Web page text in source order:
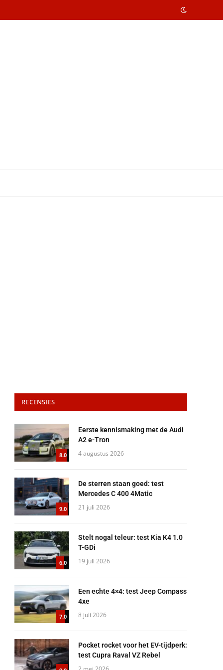
RECENSIES
8.0
Eerste kennismaking met de Audi
A2 e-Tron
4 augustus 2026
9.0
De sterren staan goed: test
Mercedes C 400 4Matic
21 juli 2026
6.0
Stelt nogal teleur: test Kia K4 1.0
T-GDi
19 juli 2026
7.0
Een echte 4×4: test Jeep Compass
4xe
8 juli 2026
Pocket rocket voor het EV-tijdperk:
test Cupra Raval VZ Rebel